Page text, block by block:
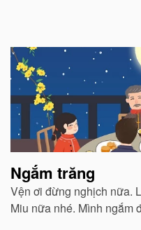
Ngắm trăng
Vện ơi đừng nghịch nữa.
Miu nữa nhé. Mình ngắm